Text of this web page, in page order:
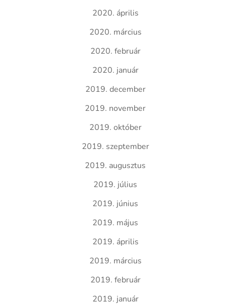
2020. április
2020. március
2020. február
2020. január
2019. december
2019. november
2019. október
2019. szeptember
2019. augusztus
2019. július
2019. június
2019. május
2019. április
2019. március
2019. február
2019. január